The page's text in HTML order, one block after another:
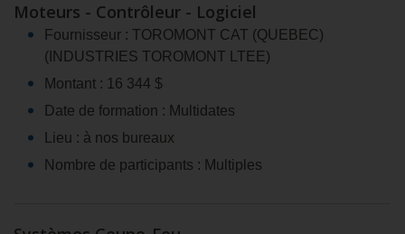
Moteurs - Contrôleur - Logiciel
Fournisseur : TOROMONT CAT (QUEBEC)
(INDUSTRIES TOROMONT LTEE)
Montant : 16 344 $
Date de formation : Multidates
Lieu : à nos bureaux
Nombre de participants : Multiples